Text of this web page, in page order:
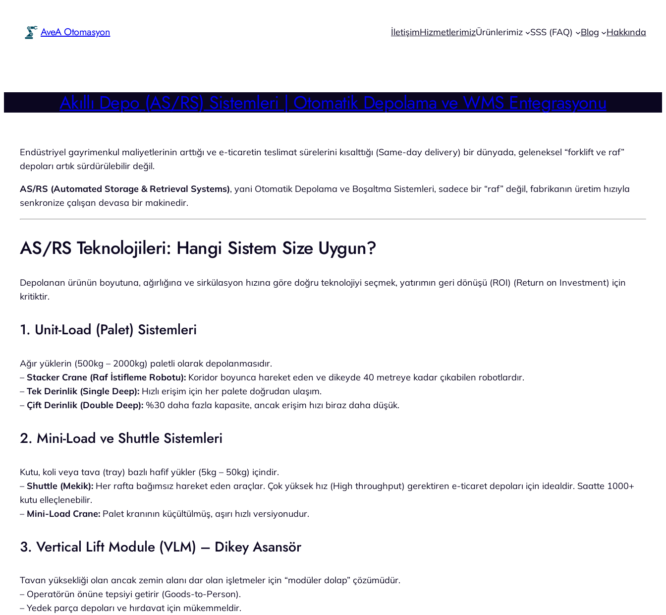
AveA Otomasyon İletişimHizmetlerimizÜrünlerimiz SSS (FAQ) Blog Hakkında
Akıllı Depo (AS/RS) Sistemleri | Otomatik Depolama ve WMS Entegrasyonu
Endüstriyel gayrimenkul maliyetlerinin arttığı ve e-ticaretin teslimat sürelerini kısalttığı (Same-day delivery) bir dünyada, geleneksel “forklift ve raf”
depoları artık sürdürülebilir değil.
AS/RS (Automated Storage & Retrieval Systems), yani Otomatik Depolama ve Boşaltma Sistemleri, sadece bir “raf” değil, fabrikanın üretim hızıyla
senkronize çalışan devasa bir makinedir.
AS/RS Teknolojileri: Hangi Sistem Size Uygun?
Depolanan ürünün boyutuna, ağırlığına ve sirkülasyon hızına göre doğru teknolojiyi seçmek, yatırımın geri dönüşü (ROI) (Return on Investment) için
kritiktir.
1. Unit-Load (Palet) Sistemleri
Ağır yüklerin (500kg – 2000kg) paletli olarak depolanmasıdır.
– Stacker Crane (Raf İstifleme Robotu): Koridor boyunca hareket eden ve dikeyde 40 metreye kadar çıkabilen robotlardır.
– Tek Derinlik (Single Deep): Hızlı erişim için her palete doğrudan ulaşım.
– Çift Derinlik (Double Deep): %30 daha fazla kapasite, ancak erişim hızı biraz daha düşük.
2. Mini-Load ve Shuttle Sistemleri
Kutu, koli veya tava (tray) bazlı hafif yükler (5kg – 50kg) içindir.
– Shuttle (Mekik): Her rafta bağımsız hareket eden araçlar. Çok yüksek hız (High throughput) gerektiren e-ticaret depoları için idealdir. Saatte 1000+
kutu elleçlenebilir.
– Mini-Load Crane: Palet kranının küçültülmüş, aşırı hızlı versiyonudur.
3. Vertical Lift Module (VLM) – Dikey Asansör
Tavan yüksekliği olan ancak zemin alanı dar olan işletmeler için “modüler dolap” çözümüdür.
– Operatörün önüne tepsiyi getirir (Goods-to-Person).
– Yedek parça depoları ve hırdavat için mükemmeldir.